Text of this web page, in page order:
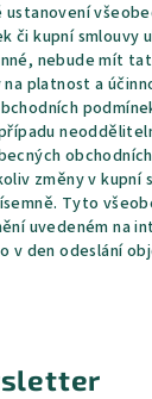
či kupní smlouvy
nebude mít
platnost a
změny v kupní
Tyto
uvedeném na
v den odeslání